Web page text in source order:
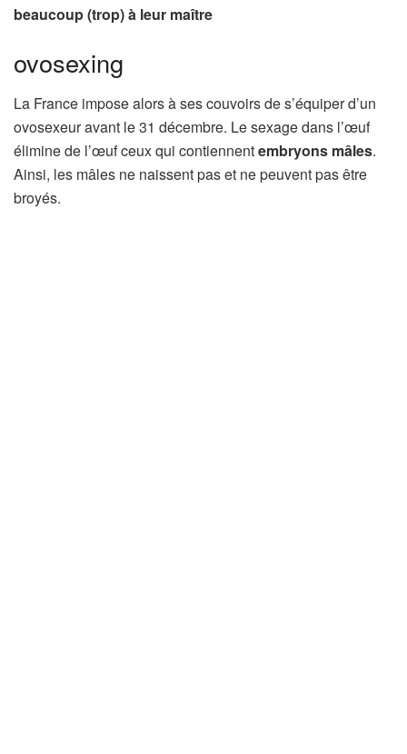
beaucoup (trop) à leur maître
ovosexing
La France impose alors à ses couvoirs de s’équiper d’un
ovosexeur avant le 31 décembre. Le sexage dans l’œuf
élimine de l’œuf ceux qui contiennentembryons mâles.
Ainsi, les mâles ne naissent pas et ne peuvent pas être
broyés.